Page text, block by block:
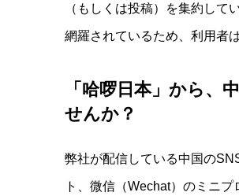
（もしくは投稿）を集約し
網羅されているため、利用者
「哈啰日本」から、
せんか？
弊社が配信している中国の
ト、微信（Wechat）のミニプ